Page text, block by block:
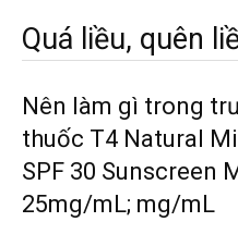
Quá liều, quên
Nên làm gì trong
thuốc T4 Natural
SPF 30 Sunscreen
25mg/mL; mg/mL